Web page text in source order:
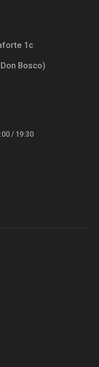
1c
Bosco)
/ 19:30